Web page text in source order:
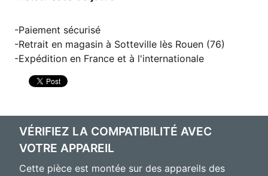
Paiement sécurisé
Retrait en magasin à Sotteville lès Rouen (76)
Expédition en France et à l'internationale
VÉRIFIEZ LA COMPATIBILITÉ AVEC
VOTRE APPAREIL
Cette pièce est montée sur des appareils des